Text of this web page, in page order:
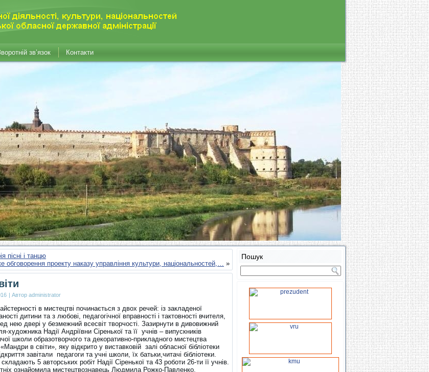
зв’язок Контакти
пісні і танцю
обговорення проекту наказу управління культури, національностей,… »
| Автор administrator
в мистецтві починається з двох речей: із закладеної
дитини та з любові, педагогічної вправності і тактовності вчителя,
нею двері у безмежний всесвіт творчості. Зазирнути в дивовижний
художника Надії Андріївни Сіренької та її учнів – випускників
школи образотворчого та декоративно-прикладного мистецтва
в світи», яку відкрито у виставковій залі обласної бібліотеки
завітали педагоги та учні школи, їх батьки,читачі бібліотеки.
5 авторських робіт Надії Сіренької та 43 роботи 26-ти її учнів.
ознайомила мистецтвознавець Людмила Рожко-Павленко.
Пошук